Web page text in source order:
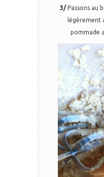
3/ Passons au
légèrement
pommade